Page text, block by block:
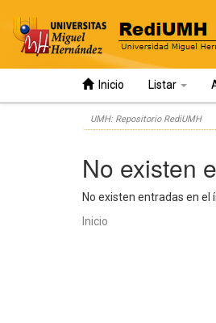
Inicio Listar
UMH: Repositorio RediUMH
No existen
No existen entradas en el
Inicio